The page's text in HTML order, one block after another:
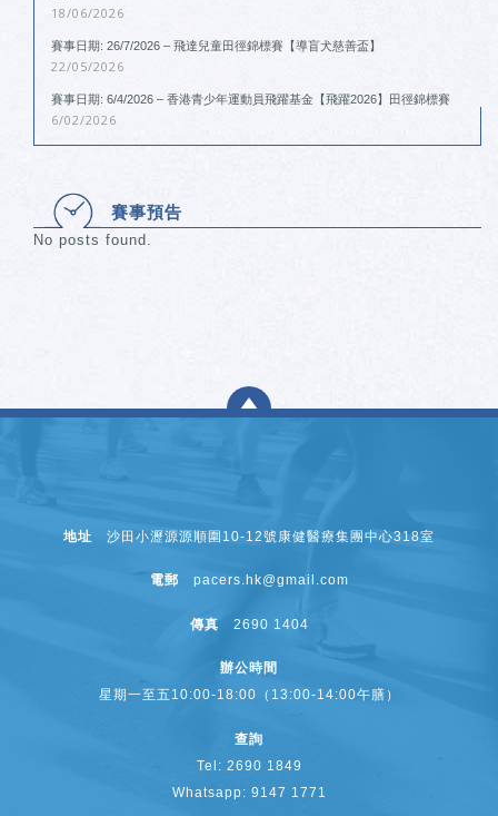
18/06/2026
賽事日期: 26/7/2026 – 飛達兒童田徑錦標賽【導盲犬慈善盃】
22/05/2026
賽事日期: 6/4/2026 – 香港青少年運動員飛躍基金【飛躍2026】田徑錦標賽
6/02/2026
賽事預告
No posts found.
地址 沙田小瀝源源順圍10-12號康健醫療集團中心318室
電郵 pacers.hk@gmail.com
傳真 2690 1404
辦公時間
星期一至五10:00-18:00（13:00-14:00午膳）
查詢
Tel: 2690 1849
Whatsapp: 9147 1771